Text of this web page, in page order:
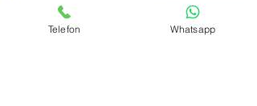
Telefon Whatsapp